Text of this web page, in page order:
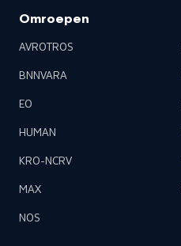
Omroepen
AVROTROS
BNNVARA
EO
HUMAN
KRO-NCRV
MAX
NOS